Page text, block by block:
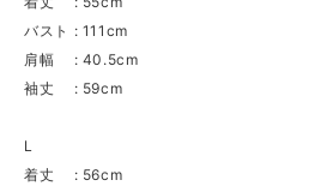
バスト : 111cm
肩幅 : 40.5cm
袖丈 : 59cm
L
着丈 : 56cm